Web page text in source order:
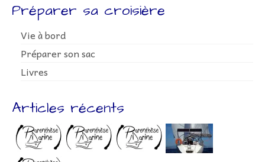
Préparer sa croisière
Vie à bord
Préparer son sac
Livres
Articles récents